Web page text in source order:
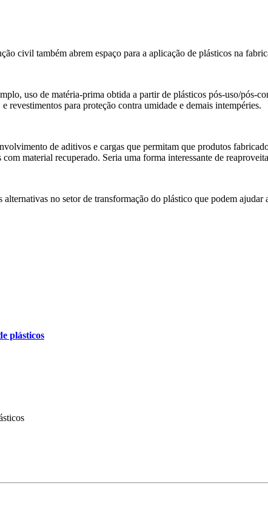
civil também abrem espaço para a aplicação de plásticos na
uso de matéria-prima obtida a partir de plásticos pós-uso/pós-
revestimentos para proteção contra umidade e demais intempéries.
de aditivos e cargas que permitam que produtos
material recuperado. Seria uma forma interessante de
alternativas no setor de transformação do plástico que podem
plásticos